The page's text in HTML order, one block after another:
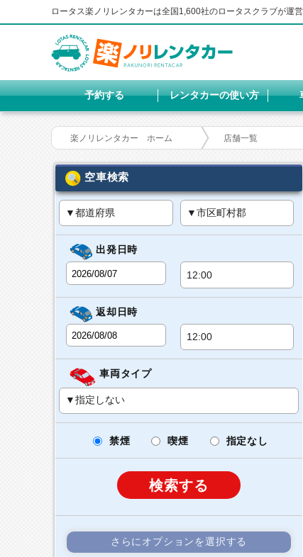
ロータス楽ノリレンタカーは全国1,600社のロータスクラブが運
予約する レンタカーの使い方
楽ノリレンタカー ホーム 店舗一覧
空車検索
出発日時
返却日時
車両タイプ
禁煙 喫煙 指定なし
検索する
さらにオプションを選択する